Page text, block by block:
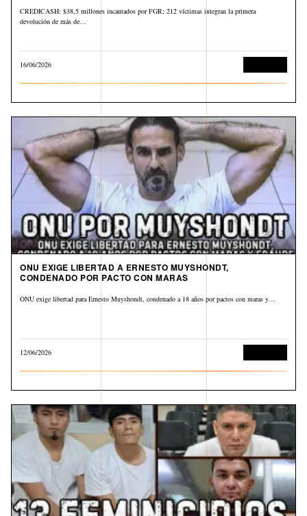
CREDICASH: $38,5 millones incautados por FGR; 212 víctimas integran la primera
devolución de más de…
16/06/2026
ONU EXIGE LIBERTAD A ERNESTO MUYSHONDT,
CONDENADO POR PACTO CON MARAS
ONU exige libertad para Ernesto Muyshondt, condenado a 18 años por pactos con maras y…
12/06/2026